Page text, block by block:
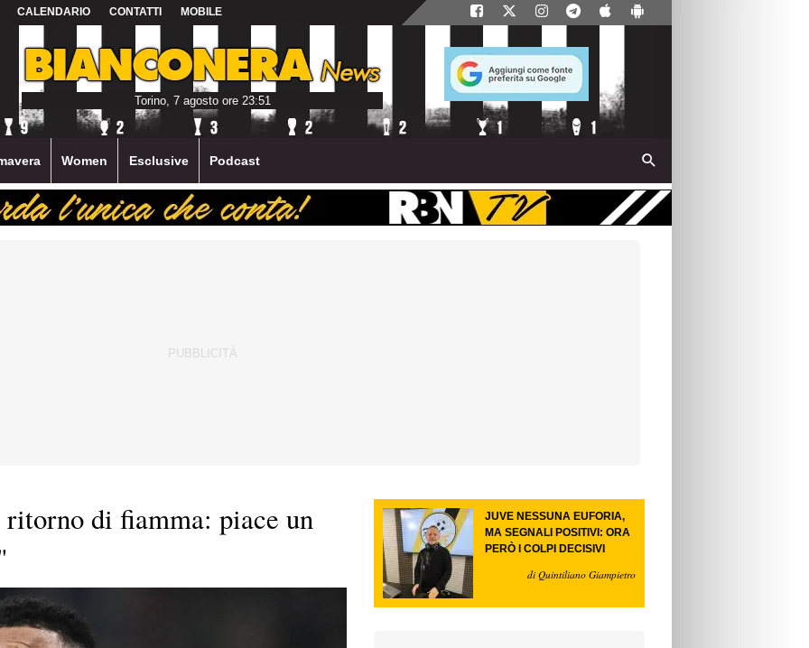
CALENDARIO CONTATTI MOBILE
Torino, 7 agosto ore 23:51
Women Esclusive Podcast
di fiamma: piace un
JUVE NESSUNA EUFORIA,
MA SEGNALI POSITIVI: ORA
PERÒ I COLPI DECISIVI
di Quintiliano Giampietro